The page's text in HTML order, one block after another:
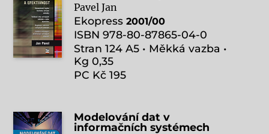
Pavel Jan
Ekopress 2001/00
ISBN 978-80-87865-04-0
Stran 124 A5 • Měkká vazba •
Kg 0,35
PC Kč 195
Modelování dat v
informačních systémech